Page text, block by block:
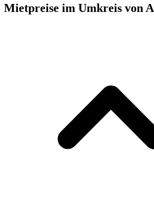
Mietpreise im Umkreis von